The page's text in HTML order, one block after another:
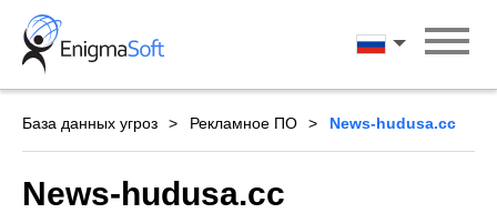
Skip
content
Русский
База данных угроз Рекламное ПО News-hudusa.cc
News-hudusa.cc